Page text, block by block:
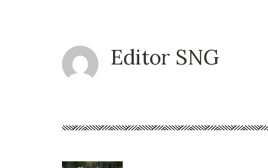
Editor SNG